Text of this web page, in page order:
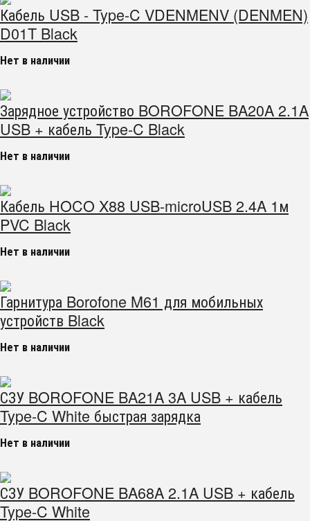
Кабель USB - Type-C VDENMENV (DENMEN)
D01T Black
Нет в наличии
Зарядное устройство BOROFONE BA20A 2.1A
USB + кабель Type-C Black
Нет в наличии
Кабель HOCO X88 USB-microUSB 2.4A 1м
PVC Black
Нет в наличии
Гарнитура Borofone M61 для мобильных
устройств Black
Нет в наличии
СЗУ BOROFONE BA21A 3A USB + кабель
Type-C White быстрая зарядка
Нет в наличии
СЗУ BOROFONE BA68A 2.1A USB + кабель
Type-C White